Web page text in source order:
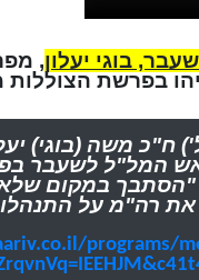
בוגי יעלון,
בפרשת הצוללות
ח"כ משה (בוגי)
המל"ל לשעבר
"הסתבך במקום
את רה"מ על
programs/